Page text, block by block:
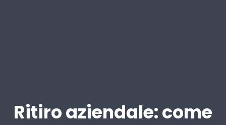
Ritiro aziendale: come